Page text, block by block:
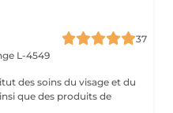
37
L-4549
des soins du visage et du
que des produits de